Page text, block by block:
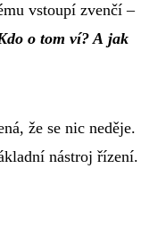
vstoupí zvenčí –
o tom ví? A jak
že se nic neděje.
nástroj řízení.